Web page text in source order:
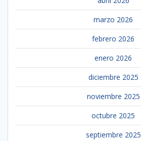
marzo 2026
febrero 2026
enero 2026
diciembre 2025
noviembre 2025
octubre 2025
septiembre 2025